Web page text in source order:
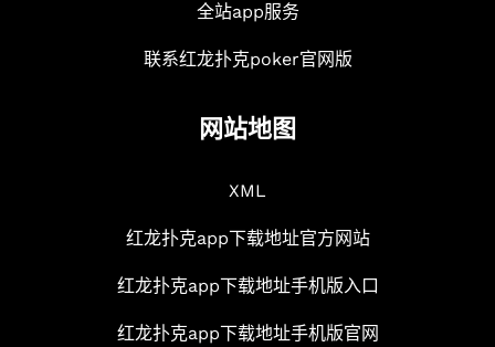
全站app服务
联系红龙扑克poker官网版
网站地图
XML
红龙扑克app下载地址官方网站
红龙扑克app下载地址手机版入口
红龙扑克app下载地址手机版官网